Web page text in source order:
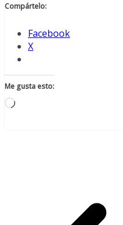
Compártelo:
Facebook
X
Me gusta esto:
Cargando...